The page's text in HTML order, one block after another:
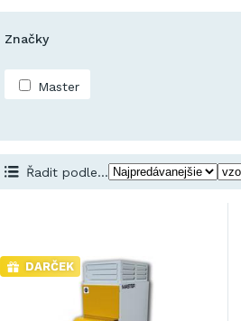
Značky
Master
Řadit podle...
DARČEK